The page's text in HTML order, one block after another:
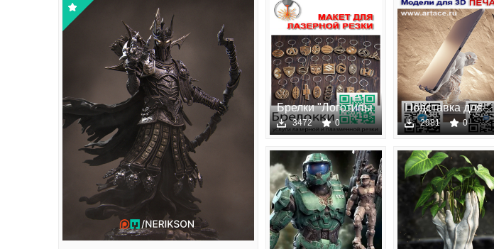
ор
чес
Брелки "Логотипы
авто3472 0
Подставка для
планшет
2981 0